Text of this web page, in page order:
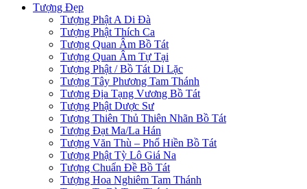
Tượng Đẹp
Tượng Phật A Di Đà
Tượng Phật Thích Ca
Tượng Quan Âm Bồ Tát
Tượng Quan Âm Tự Tại
Tượng Phật / Bồ Tát Di Lặc
Tượng Tây Phương Tam Thánh
Tượng Địa Tạng Vương Bồ Tát
Tượng Phật Dược Sư
Tượng Thiên Thủ Thiên Nhãn Bồ Tát
Tượng Đạt Ma/La Hán
Tượng Văn Thù – Phổ Hiền Bồ Tát
Tượng Phật Tỳ Lô Giá Na
Tượng Chuẩn Đề Bồ Tát
Tượng Hoa Nghiêm Tam Thánh